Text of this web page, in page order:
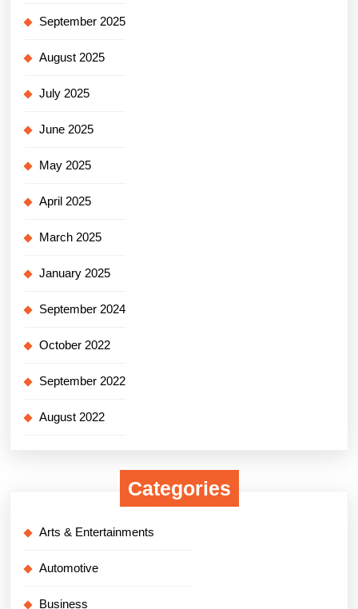
September 2025
August 2025
July 2025
June 2025
May 2025
April 2025
March 2025
January 2025
September 2024
October 2022
September 2022
August 2022
Categories
Arts & Entertainments
Automotive
Business